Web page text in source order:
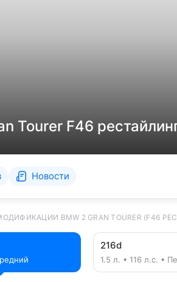
Tourer F46
Новости
BMW 2 GRAN TOURER (F46
216d
1.5 л. • 116 л.с. •